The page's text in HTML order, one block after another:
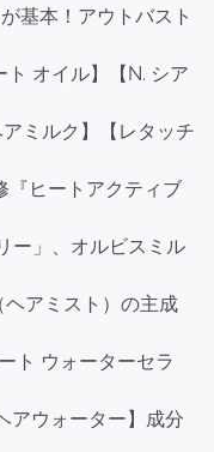
基本！アウトバスト
オイル】【N. シア
ミルク】【レタッチ
ヒートアクティブ
ー」、オルビスミル
アミスト）の主成
ト ウォーターセラ
アウォーター】成分